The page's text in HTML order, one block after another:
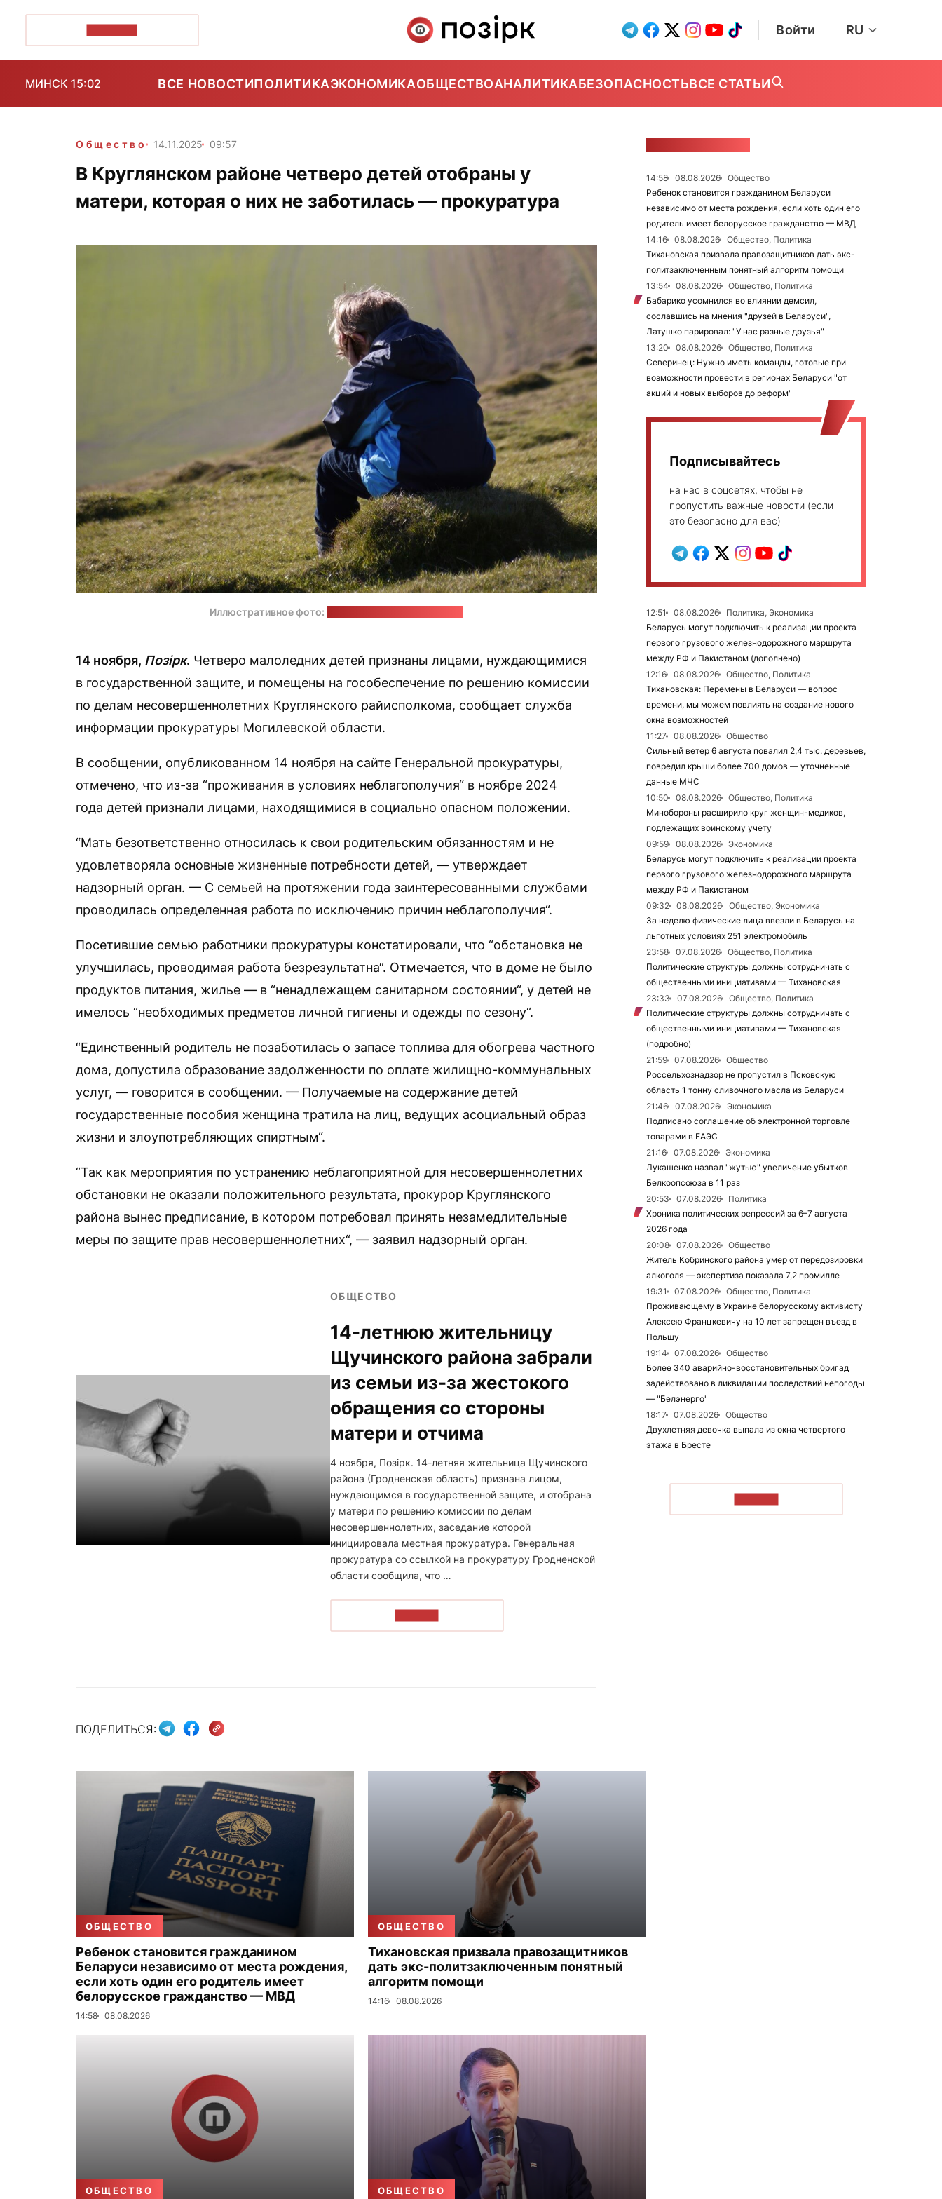
Войти RU
МИНСК 15:02 ВСЕ НОВОСТИПОЛИТИКАЭКОНОМИКАОБЩЕСТВОАНАЛИТИКАБЕЗОПАСНОСТЬВСЕ СТАТЬИ
Общество 14.11.2025 09:57
В Круглянском районе четверо детей отобраны у
матери, которая о них не заботилась — прокуратура
Иллюстративное фото:
14 ноября, Позірк. Четверо малоледних детей признаны лицами, нуждающимися
в государственной защите, и помещены на гособеспечение по решению комиссии
по делам несовершеннолетних Круглянского райисполкома, сообщает служба
информации прокуратуры Могилевской области.
В сообщении, опубликованном 14 ноября на сайте Генеральной прокуратуры,
отмечено, что из-за “проживания в условиях неблагополучия“ в ноябре 2024
года детей признали лицами, находящимися в социально опасном положении.
“Мать безответственно относилась к свои родительским обязанностям и не
удовлетворяла основные жизненные потребности детей, — утверждает
надзорный орган. — С семьей на протяжении года заинтересованными службами
проводилась определенная работа по исключению причин неблагополучия“.
Посетившие семью работники прокуратуры констатировали, что “обстановка не
улучшилась, проводимая работа безрезультатна“. Отмечается, что в доме не было
продуктов питания, жилье — в “ненадлежащем санитарном состоянии“, у детей не
имелось “необходимых предметов личной гигиены и одежды по сезону“.
“Единственный родитель не позаботилась о запасе топлива для обогрева частного
дома, допустила образование задолженности по оплате жилищно-коммунальных
услуг, — говорится в сообщении. — Получаемые на содержание детей
государственные пособия женщина тратила на лиц, ведущих асоциальный образ
жизни и злоупотребляющих спиртным“.
“Так как мероприятия по устранению неблагоприятной для несовершеннолетних
обстановки не оказали положительного результата, прокурор Круглянского
района вынес предписание, в котором потребовал принять незамедлительные
меры по защите прав несовершеннолетних“, — заявил надзорный орган.
ОБЩЕСТВО
14-летнюю жительницу
Щучинского района забрали
из семьи из-за жестокого
обращения со стороны
матери и отчима
4 ноября, Позірк. 14-летняя жительница Щучинского
района (Гродненская область) признана лицом,
нуждающимся в государственной защите, и отобрана
у матери по решению комиссии по делам
несовершеннолетних, заседание которой
инициировала местная прокуратура. Генеральная
прокуратура со ссылкой на прокуратуру Гродненской
области сообщила, что …
ПОДЕЛИТЬСЯ:
ОБЩЕСТВО
Ребенок становится гражданином
Беларуси независимо от места рождения,
если хоть один его родитель имеет
белорусское гражданство — МВД
14:58 08.08.2026
ОБЩЕСТВО
Тихановская призвала правозащитников
дать экс-политзаключенным понятный
алгоритм помощи
14:16 08.08.2026
ОБЩЕСТВО ОБЩЕСТВО
14:58 08.08.2026
Общество
Ребенок становится гражданином Беларуси
независимо от места рождения, если хоть один его
родитель имеет белорусское гражданство — МВД
14:16
08.08.2026
Общество, Политика
Тихановская призвала правозащитников дать экс-
политзаключенным понятный алгоритм помощи
13:54
08.08.2026
Общество, Политика
Бабарико усомнился во влиянии демсил,
сославшись на мнения "друзей в Беларуси",
Латушко парировал: "У нас разные друзья"
13:20
08.08.2026
Общество, Политика
Северинец: Нужно иметь команды, готовые при
возможности провести в регионах Беларуси "от
акций и новых выборов до реформ"
Подписывайтесь
на нас в соцсетях, чтобы не
пропустить важные новости (если
это безопасно для вас)
12:51 08.08.2026
Политика, Экономика
Беларусь могут подключить к реализации проекта
первого грузового железнодорожного маршрута
между РФ и Пакистаном (дополнено)
12:16
08.08.2026
Общество, Политика
Тихановская: Перемены в Беларуси — вопрос
времени, мы можем повлиять на создание нового
окна возможностей
11:27
08.08.2026
Общество
Сильный ветер 6 августа повалил 2,4 тыс. деревьев,
повредил крыши более 700 домов — уточненные
данные МЧС
10:50
08.08.2026
Общество, Политика
Минобороны расширило круг женщин-медиков,
подлежащих воинскому учету
09:59
08.08.2026
Экономика
Беларусь могут подключить к реализации проекта
первого грузового железнодорожного маршрута
между РФ и Пакистаном
09:32
08.08.2026
Общество, Экономика
За неделю физические лица ввезли в Беларусь на
льготных условиях 251 электромобиль
23:58
07.08.2026
Общество, Политика
Политические структуры должны сотрудничать с
общественными инициативами — Тихановская
23:33
07.08.2026
Общество, Политика
Политические структуры должны сотрудничать с
общественными инициативами — Тихановская
(подробно)
21:59
07.08.2026
Общество
Россельхознадзор не пропустил в Псковскую
область 1 тонну сливочного масла из Беларуси
21:46
07.08.2026
Экономика
Подписано соглашение об электронной торговле
товарами в ЕАЭС
21:16
07.08.2026
Экономика
Лукашенко назвал "жутью" увеличение убытков
Белкоопсоюза в 11 раз
20:53
07.08.2026
Политика
Хроника политических репрессий за 6–7 августа
2026 года
20:08
07.08.2026
Общество
Житель Кобринского района умер от передозировки
алкоголя — экспертиза показала 7,2 промилле
19:31
07.08.2026
Общество, Политика
Проживающему в Украине белорусскому активисту
Алексею Францкевичу на 10 лет запрещен въезд в
Польшу
19:14
07.08.2026
Общество
Более 340 аварийно-восстановительных бригад
задействовано в ликвидации последствий непогоды
— "Белэнерго"
18:17
07.08.2026
Общество
Двухлетняя девочка выпала из окна четвертого
этажа в Бресте